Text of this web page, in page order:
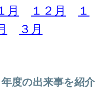
月 １２月
１
３月
度の出来事を紹介